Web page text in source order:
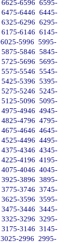
6625-6596 6595-
6475-6446 6445-
6325-6296 6295-
6175-6146 6145-
6025-5996 5995-
5875-5846 5845-
5725-5696 5695-
5575-5546 5545-
5425-5396 5395-
5275-5246 5245-
5125-5096 5095-
4975-4946 4945-
4825-4796 4795-
4675-4646 4645-
4525-4496 4495-
4375-4346 4345-
4225-4196 4195-
4075-4046 4045-
3925-3896 3895-
3775-3746 3745-
3625-3596 3595-
3475-3446 3445-
3325-3296 3295-
3175-3146 3145-
3025-2996
2995-